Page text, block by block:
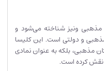
ونیز شناخته می‌شود و
و دولتی است. این کلیسا
مذهبی، بلکه به عنوان نمادی
نقش کرده است.